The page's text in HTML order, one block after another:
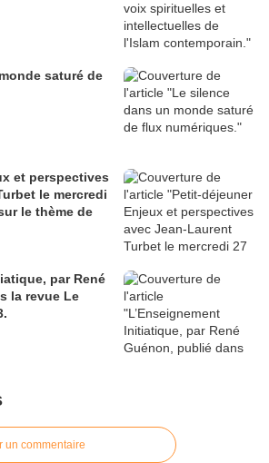
saturé de
et perspectives
le mercredi
le thème de
par René
la revue Le
un commentaire